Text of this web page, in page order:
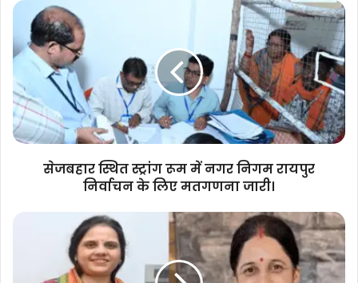
सेजबहार
स्थित
स्ट्रांग
रूम
में
नगर
निगम
रायपुर
निर्वाचन
सेजबहार स्थित स्ट्रांग रूम में नगर निगम रायपुर
निर्वाचन के लिए मतगणना जारी।